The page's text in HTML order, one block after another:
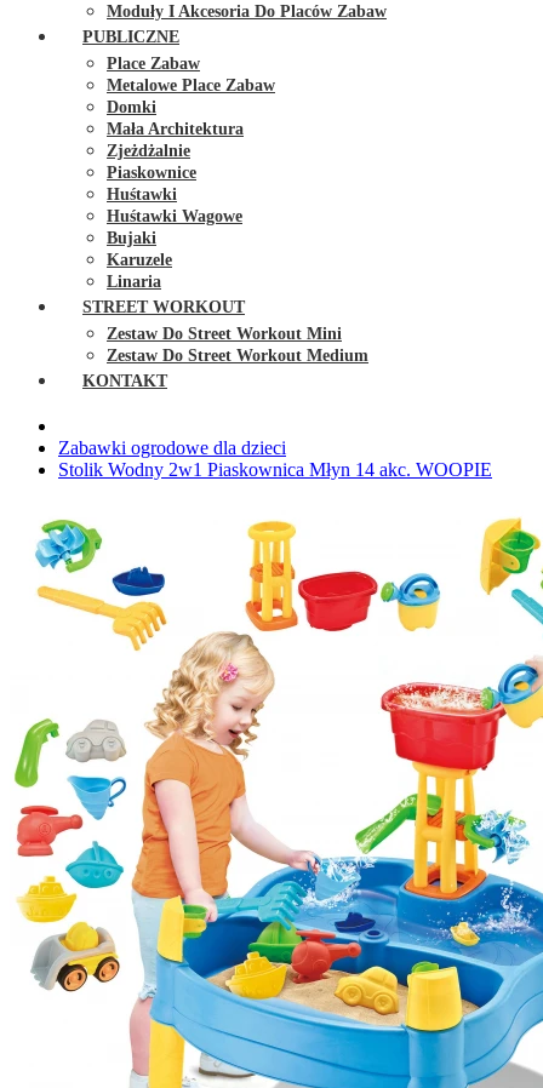
Moduły I Akcesoria Do Placów Zabaw
PUBLICZNE
Place Zabaw
Metalowe Place Zabaw
Domki
Mała Architektura
Zjeżdżalnie
Piaskownice
Huśtawki
Huśtawki Wagowe
Bujaki
Karuzele
Linaria
STREET WORKOUT
Zestaw Do Street Workout Mini
Zestaw Do Street Workout Medium
KONTAKT
Zabawki ogrodowe dla dzieci
Stolik Wodny 2w1 Piaskownica Młyn 14 akc. WOOPIE